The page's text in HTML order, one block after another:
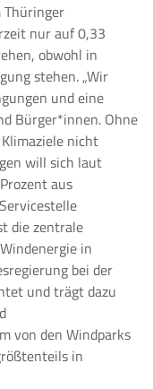
Thüringer
nur auf 0,33
obwohl in
stehen. „Wir
und eine
Bürger*innen. Ohne
nicht
will sich laut
aus
die zentrale
in
bei der
und trägt dazu
von den Windparks
in